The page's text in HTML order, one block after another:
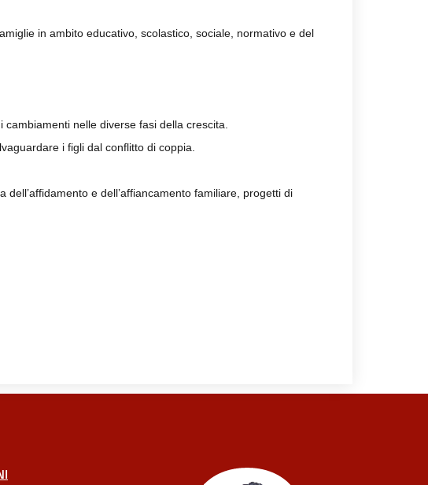
in ambito educativo, scolastico, sociale, normativo e del
nelle diverse fasi della crescita.
i figli dal conflitto di coppia.
e dell’affiancamento familiare, progetti di